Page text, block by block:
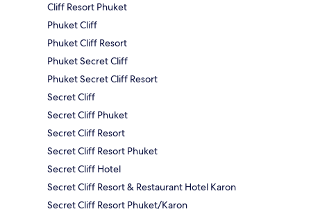
Cliff Resort Phuket
Phuket Cliff
Phuket Cliff Resort
Phuket Secret Cliff
Phuket Secret Cliff Resort
Secret Cliff
Secret Cliff Phuket
Secret Cliff Resort
Secret Cliff Resort Phuket
Secret Cliff Hotel
Secret Cliff Resort & Restaurant Hotel Karon
Secret Cliff Resort Phuket/Karon